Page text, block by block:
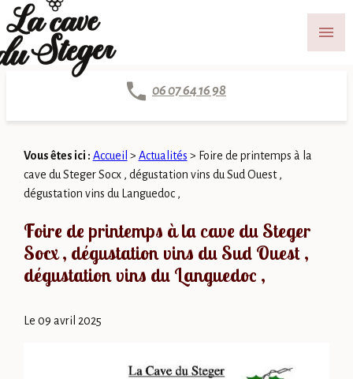
menu
06 07 64 16 98
Vous êtes ici : Accueil > Actualités > Foire de printemps à la
cave du Steger Socx , dégustation vins du Sud Ouest ,
dégustation vins du Languedoc ,
Foire de printemps à la cave du Steger
Socx , dégustation vins du Sud Ouest ,
dégustation vins du Languedoc ,
Le 09 avril 2025
Panneau de gestion des cookies